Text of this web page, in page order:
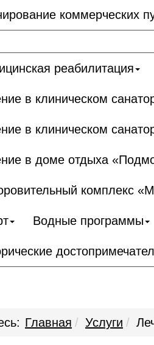
коммерческих
реабилитация
в клиническом
в клиническом
в доме отдыха
комплекс
Водные программы
Главная Услуги